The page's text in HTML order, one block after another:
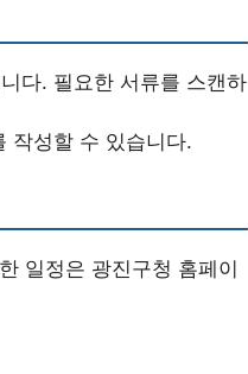
다. 필요한 서류를 스캔하
작성할 수 있습니다.
일정은 광진구청 홈페이